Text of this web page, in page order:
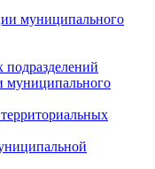
муниципального
подразделений
муниципального